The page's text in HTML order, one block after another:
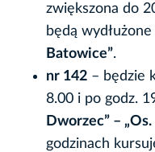
zwiększona do
będą
Batowice”.
nr 142 – będzie
8.00 i po godz.
Dworzec” –
godzinach